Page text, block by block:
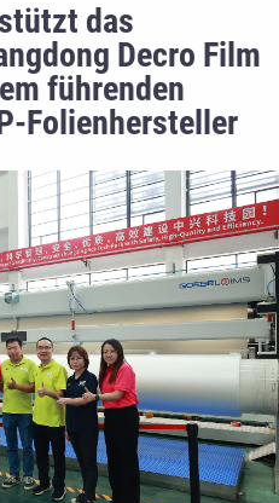
das
Decro Film
führenden
Folienhersteller